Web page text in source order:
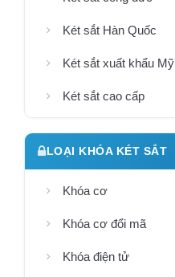
Két sắt Hàn Quốc
Két sắt xuất khẩu Mỹ
Két sắt cao cấp
LOẠI KHÓA KÉT SẮT
Khóa cơ
Khóa cơ đổi mã
Khóa điện tử